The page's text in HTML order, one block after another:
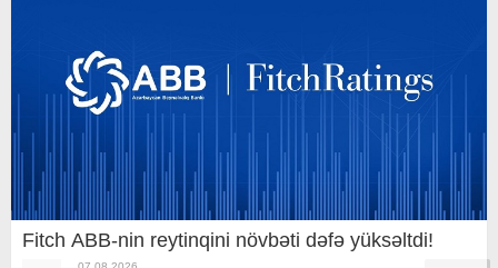
Fitch ABB-nin reytinqini növbəti dəfə yüksəltdi!